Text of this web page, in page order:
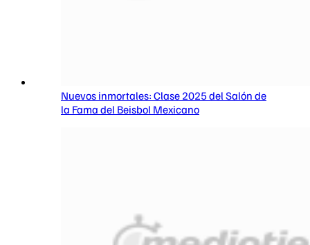
Nuevos inmortales: Clase 2025 del Salón de
la Fama del Beisbol Mexicano